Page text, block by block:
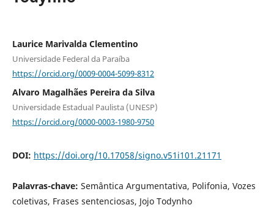
Laurice Marivalda Clementino
Universidade Federal da Paraíba
https://orcid.org/0009-0004-5099-8312
Alvaro Magalhães Pereira da Silva
Universidade Estadual Paulista (UNESP)
https://orcid.org/0000-0003-1980-9750
DOI: https://doi.org/10.17058/signo.v51i101.21171
Palavras-chave: Semântica Argumentativa, Polifonia, Vozes
coletivas, Frases sentenciosas, Jojo Todynho